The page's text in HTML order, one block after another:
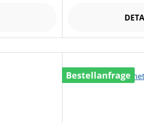
Bestellanfrage